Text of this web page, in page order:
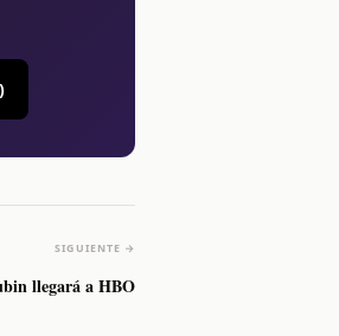
SIGUIENTE →
llegará a HBO